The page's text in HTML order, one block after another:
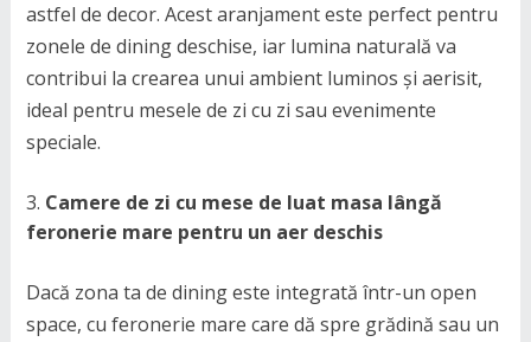
astfel de decor. Acest aranjament este perfect pentru
zonele de dining deschise, iar lumina naturală va
contribui la crearea unui ambient luminos și aerisit,
ideal pentru mesele de zi cu zi sau evenimente
speciale.
Camere de zi cu mese de luat masa lângă
feronerie mare pentru un aer deschis
Dacă zona ta de dining este integrată într-un open
space, cu feronerie mare care dă spre grădină sau un